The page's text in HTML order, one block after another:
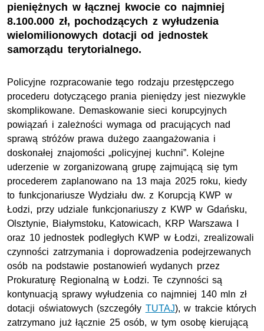
pieniężnych w łącznej kwocie co najmniej
8.100.000 zł, pochodzących z wyłudzenia
wielomilionowych dotacji od jednostek
samorządu terytorialnego.
Policyjne rozpracowanie tego rodzaju przestępczego
procederu dotyczącego prania pieniędzy jest niezwykle
skomplikowane. Demaskowanie sieci korupcyjnych
powiązań i zależności wymaga od pracujących nad
sprawą stróżów prawa dużego zaangażowania i
doskonałej znajomości „policyjnej kuchni”. Kolejne
uderzenie w zorganizowaną grupę zajmującą się tym
procederem zaplanowano na 13 maja 2025 roku, kiedy
to funkcjonariusze Wydziału dw. z Korupcją KWP w
Łodzi, przy udziale funkcjonariuszy z KWPw Gdańsku,
Olsztynie, Białymstoku, Katowicach, KRP Warszawa I
oraz 10 jednostek podległych KWP w Łodzi, zrealizowali
czynności zatrzymania i doprowadzenia podejrzewanych
osób na podstawie postanowień wydanych przez
Prokuraturę Regionalną w Łodzi. Te czynności są
kontynuacją sprawy wyłudzenia co najmniej 140 mln zł
dotacji oświatowych (szczegóły TUTAJ), w trakcie których
zatrzymano już łącznie 25 osób, w tym osobę kierującą